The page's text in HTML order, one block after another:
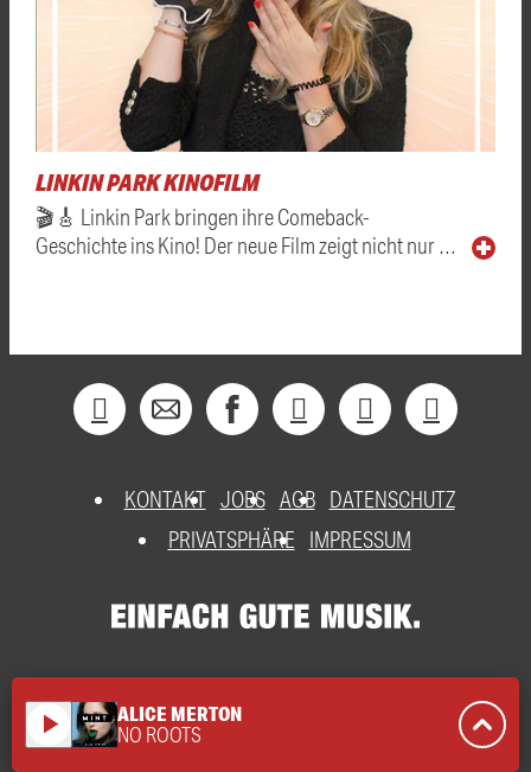
LINKIN PARK KINOFILM
🎬🎸 Linkin Park bringen ihre Comeback-
Geschichte ins Kino! Der neue Film zeigt nicht nur …
KONTAKT JOBS AGB DATENSCHUTZ
PRIVATSPHÄRE
IMPRESSUM
play_arrow ALICE MERTON
NO ROOTS